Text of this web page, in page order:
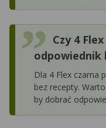
Czy 4
odpowiednik
Dla 4 Flex czarna
bez recepty.
by dobrać